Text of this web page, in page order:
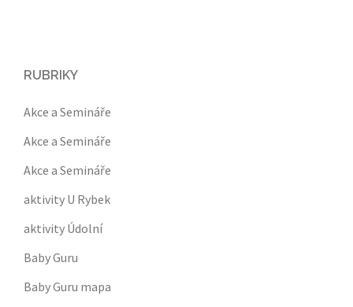
RUBRIKY
Akce a Semináře
Akce a Semináře
Akce a Semináře
aktivity U Rybek
aktivity Údolní
Baby Guru
Baby Guru mapa